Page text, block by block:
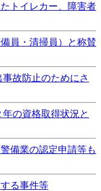
トイレカー、障害者
員・清掃員）と称賛
故防止のためにさ
の資格取得状況と
備業の認定申請等も
る事件等